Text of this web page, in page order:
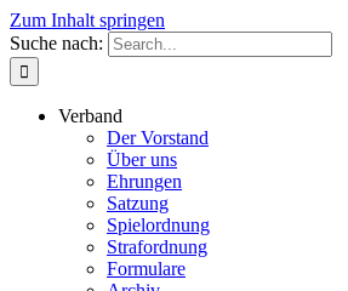
Zum Inhalt springen
Suche nach:
Verband
Der Vorstand
Über uns
Ehrungen
Satzung
Spielordnung
Strafordnung
Formulare